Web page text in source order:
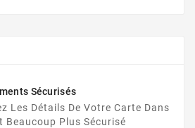
Sécurisés
Les Détails De Votre Carte Dans
Beaucoup Plus Sécurisé